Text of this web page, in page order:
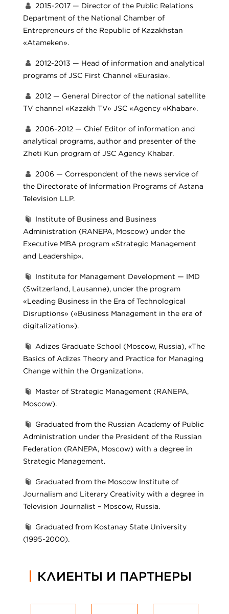
2015-2017 — Director of the Public Relations
Department of the National Chamber of
Entrepreneurs of the Republic of Kazakhstan
«Atameken».
2012-2013 — Head of information and analytical
programs of JSC First Channel «Eurasia».
2012 — General Director of the national satellite
TV channel «Kazakh TV» JSC «Agency «Khabar».
2006-2012 — Chief Editor of information and
analytical programs, author and presenter of the
Zheti Kun program of JSC Agency Khabar.
2006 — Correspondent of the news service of
the Directorate of Information Programs of Astana
Television LLP.
Institute of Business and Business
Administration (RANEPA, Moscow) under the
Executive MBA program «Strategic Management
and Leadership».
Institute for Management Development — IMD
(Switzerland, Lausanne), under the program
«Leading Business in the Era of Technological
Disruptions» («Business Management in the era of
digitalization»).
Adizes Graduate School (Moscow, Russia), «The
Basics of Adizes Theory and Practice for Managing
Change within the Organization».
Master of Strategic Management (RANEPA,
Moscow).
Graduated from the Russian Academy of Public
Administration under the President of the Russian
Federation (RANEPA, Moscow) with a degree in
Strategic Management.
Graduated from the Moscow Institute of
Journalism and Literary Creativity with a degree in
Television Journalist – Moscow, Russia.
Graduated from Kostanay State University
(1995-2000).
КЛИЕНТЫ И ПАРТНЕРЫ